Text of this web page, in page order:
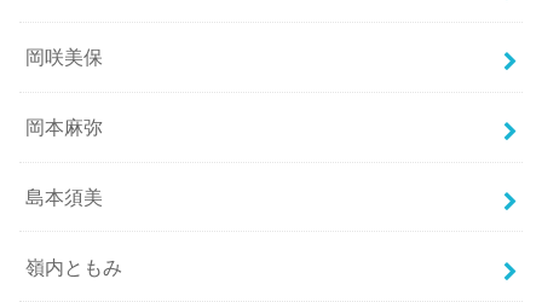
岡咲美保
岡本麻弥
島本須美
嶺内ともみ